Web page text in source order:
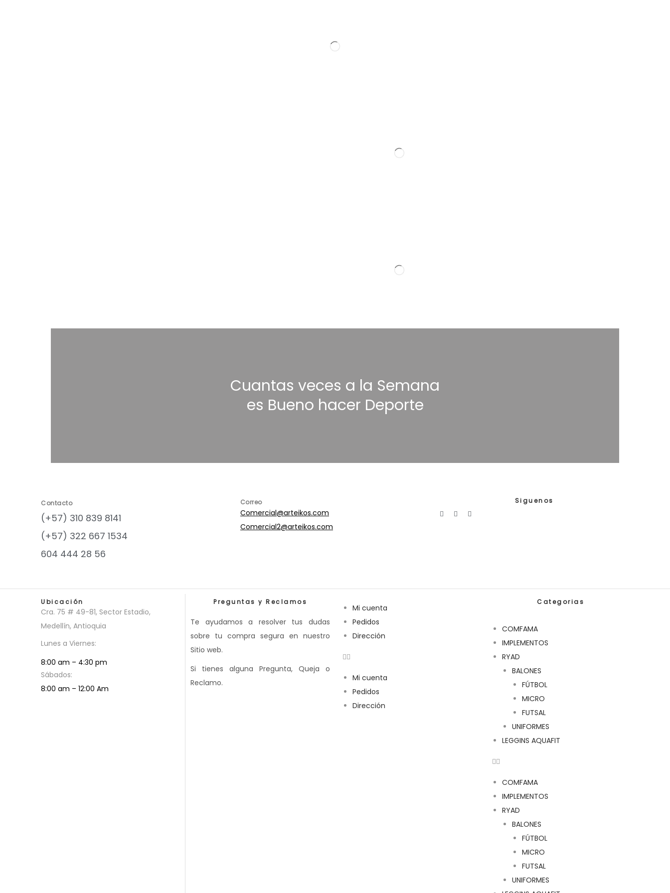
Cuantas veces a la Semana
es Bueno hacer Deporte
Contacto
(+57) 310 839 8141
(+57) 322 667 1534
604 444 28 56
Correo
Comercial@arteikos.com
Comercial2@arteikos.com
Siguenos
Ubicación
Cra. 75 # 49-81, Sector Estadio,
Medellín, Antioquia
Lunes a Viernes:
8:00 am – 4:30 pm
Sábados:
8:00 am – 12:00 Am
Preguntas y Reclamos
Te ayudamos a resolver tus dudas
sobre tu compra segura en nuestro
Sitio web.
Si tienes alguna Pregunta, Queja o
Reclamo.
Mi cuenta
Pedidos
Dirección
Mi cuenta
Pedidos
Dirección
Categorias
COMFAMA
IMPLEMENTOS
RYAD
BALONES
FÚTBOL
MICRO
FUTSAL
UNIFORMES
LEGGINS AQUAFIT
COMFAMA
IMPLEMENTOS
RYAD
BALONES
FÚTBOL
MICRO
FUTSAL
UNIFORMES